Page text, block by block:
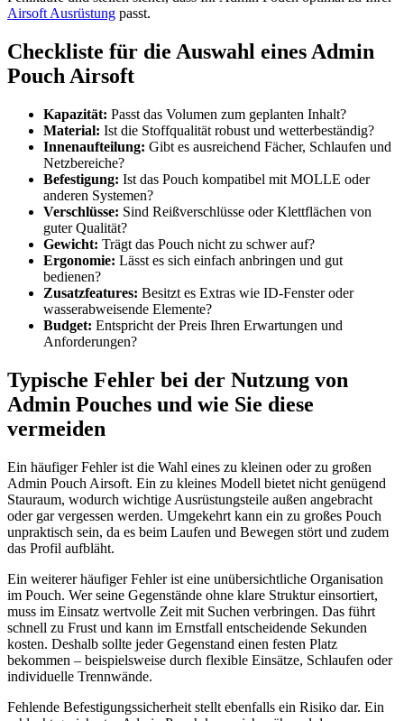
Airsoft Ausrüstung passt.
Checkliste für die Auswahl eines Admin
Pouch Airsoft
Kapazität: Passt das Volumen zum geplanten Inhalt?
Material: Ist die Stoffqualität robust und wetterbeständig?
Innenaufteilung: Gibt es ausreichend Fächer, Schlaufen und
Netzbereiche?
Befestigung: Ist das Pouch kompatibel mit MOLLE oder
anderen Systemen?
Verschlüsse: Sind Reißverschlüsse oder Klettflächen von
guter Qualität?
Gewicht: Trägt das Pouch nicht zu schwer auf?
Ergonomie: Lässt es sich einfach anbringen und gut
bedienen?
Zusatzfeatures: Besitzt es Extras wie ID-Fenster oder
wasserabweisende Elemente?
Budget: Entspricht der Preis Ihren Erwartungen und
Anforderungen?
Typische Fehler bei der Nutzung von
Admin Pouches und wie Sie diese
vermeiden
Ein häufiger Fehler ist die Wahl eines zu kleinen oder zu großen
Admin Pouch Airsoft. Ein zu kleines Modell bietet nicht genügend
Stauraum, wodurch wichtige Ausrüstungsteile außen angebracht
oder gar vergessen werden. Umgekehrt kann ein zu großes Pouch
unpraktisch sein, da es beim Laufen und Bewegen stört und zudem
das Profil aufbläht.
Ein weiterer häufiger Fehler ist eine unübersichtliche Organisation
im Pouch. Wer seine Gegenstände ohne klare Struktur einsortiert,
muss im Einsatz wertvolle Zeit mit Suchen verbringen. Das führt
schnell zu Frust und kann im Ernstfall entscheidende Sekunden
kosten. Deshalb sollte jeder Gegenstand einen festen Platz
bekommen – beispielsweise durch flexible Einsätze, Schlaufen oder
individuelle Trennwände.
Fehlende Befestigungssicherheit stellt ebenfalls ein Risiko dar. Ein